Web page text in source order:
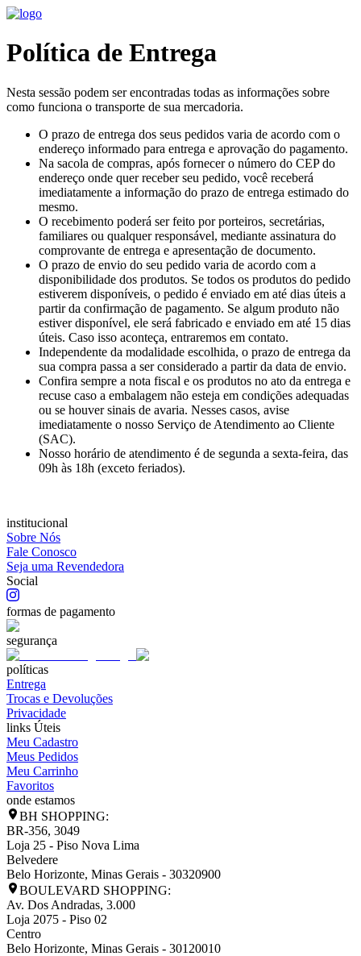
Política de Entrega
Nesta sessão podem ser encontradas todas as informações sobre
como funciona o transporte de sua mercadoria.
O prazo de entrega dos seus pedidos varia de acordo com o
endereço informado para entrega e aprovação do pagamento.
Na sacola de compras, após fornecer o número do CEP do
endereço onde quer receber seu pedido, você receberá
imediatamente a informação do prazo de entrega estimado do
mesmo.
O recebimento poderá ser feito por porteiros, secretárias,
familiares ou qualquer responsável, mediante assinatura do
comprovante de entrega e apresentação de documento.
O prazo de envio do seu pedido varia de acordo com a
disponibilidade dos produtos. Se todos os produtos do pedido
estiverem disponíveis, o pedido é enviado em até dias úteis a
partir da confirmação de pagamento. Se algum produto não
estiver disponível, ele será fabricado e enviado em até 15 dias
úteis. Caso isso aconteça, entraremos em contato.
Independente da modalidade escolhida, o prazo de entrega da
sua compra passa a ser considerado a partir da data de envio.
Confira sempre a nota fiscal e os produtos no ato da entrega e
recuse caso a embalagem não esteja em condições adequadas
ou se houver sinais de avaria. Nesses casos, avise
imediatamente o nosso Serviço de Atendimento ao Cliente
(SAC).
Nosso horário de atendimento é de segunda a sexta-feira, das
09h às 18h (exceto feriados).
institucional
Sobre Nós
Fale Conosco
Seja uma Revendedora
Social
formas de pagamento
segurança
políticas
Entrega
Trocas e Devoluções
Privacidade
links Úteis
Meu Cadastro
Meus Pedidos
Meu Carrinho
Favoritos
onde estamos
BH SHOPPING:
BR-356, 3049
Loja 25 - Piso Nova Lima
Belvedere
Belo Horizonte, Minas Gerais - 30320900
BOULEVARD SHOPPING:
Av. Dos Andradas, 3.000
Loja 2075 - Piso 02
Centro
Belo Horizonte, Minas Gerais - 30120010